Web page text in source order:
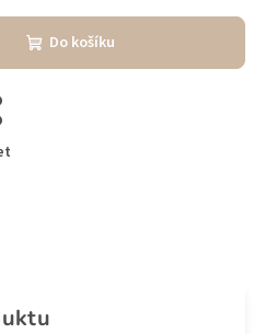
Do košíku